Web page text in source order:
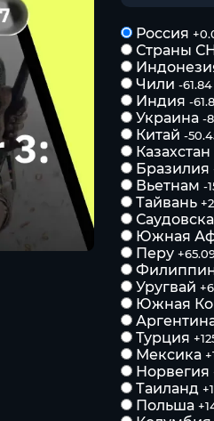
Россия
Страны
Чили -
Индия -
Украина -
Китай -
Казахстан
Бразилия
Вьетнам -
Тайвань
Южная
Перу
Уругвай
Южная
Турция
Мексика
Норвегия
Таиланд
Польша